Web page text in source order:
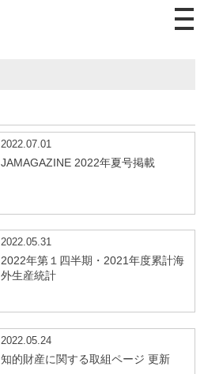
2022.07.01
JAMAGAZINE 2022年夏号掲載
2022.05.31
2022年第１四半期・2021年度累計海
外生産統計
2022.05.24
知的財産に関する取組ページ 更新